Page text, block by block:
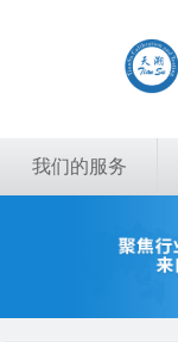
我们的服务